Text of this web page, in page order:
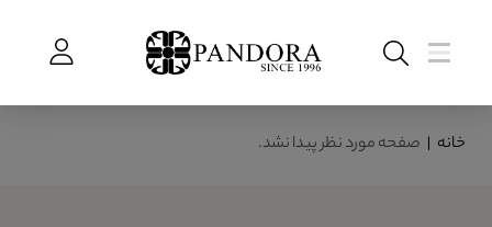
خانه | صفحه مورد نظر پیدا نشد.